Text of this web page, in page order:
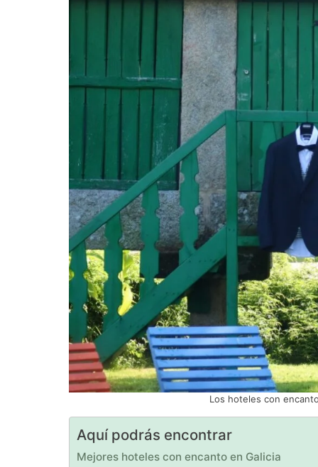
Los hoteles con
Aquí podrás encontrar
Mejores hoteles con encanto en Galicia